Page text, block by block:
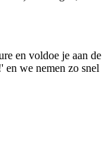
en voldoe je aan de
we nemen zo snel